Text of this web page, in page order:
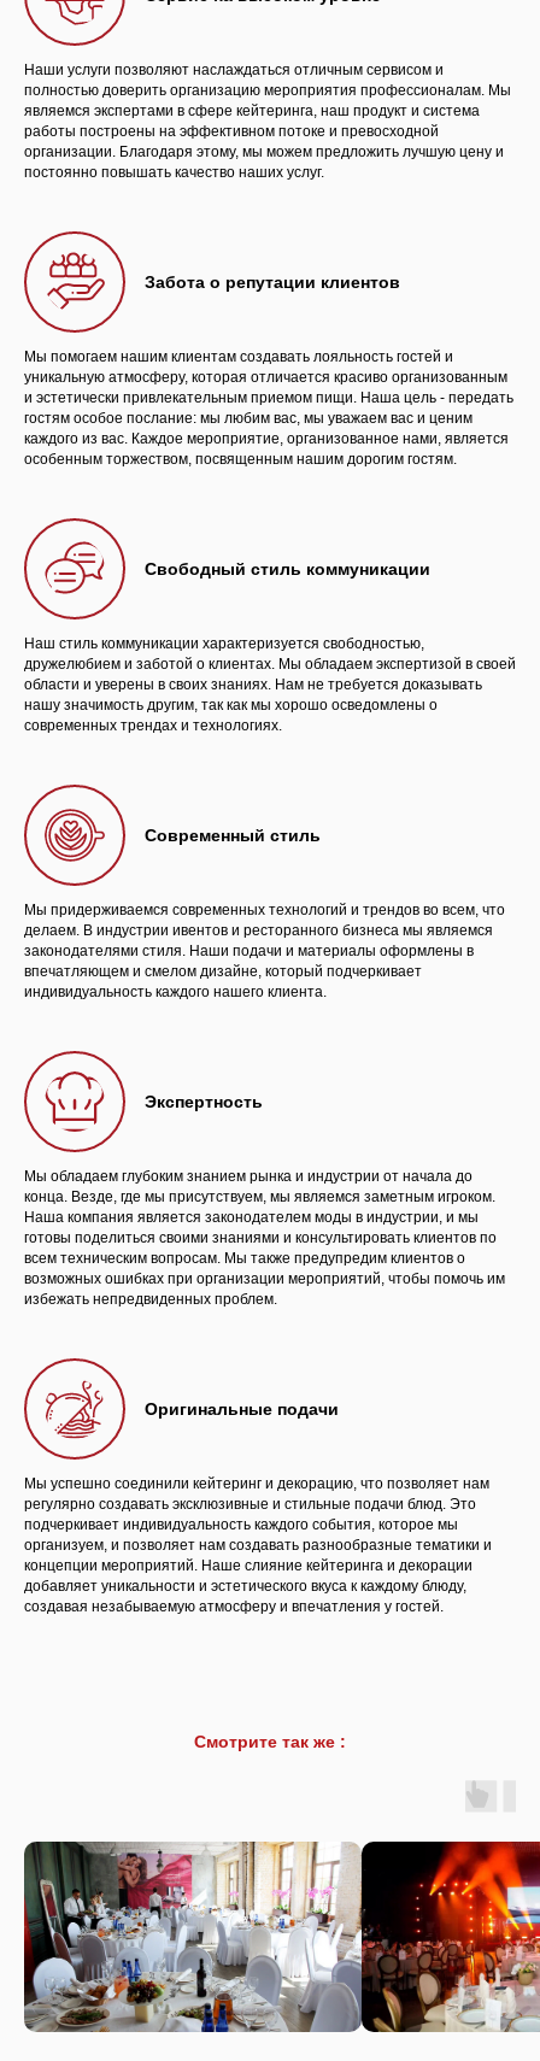
Наши услуги позволяют наслаждаться отличным сервисом и
полностью доверить организацию мероприятия профессионалам. Мы
являемся экспертами в сфере кейтеринга, наш продукт и система
работы построены на эффективном потоке и превосходной
организации. Благодаря этому, мы можем предложить лучшую цену и
постоянно повышать качество наших услуг.
Забота о репутации клиентов
Мы помогаем нашим клиентам создавать лояльность гостей и
уникальную атмосферу, которая отличается красиво организованным
и эстетически привлекательным приемом пищи. Наша цель - передать
гостям особое послание: мы любим вас, мы уважаем вас и ценим
каждого из вас. Каждое мероприятие, организованное нами, является
особенным торжеством, посвященным нашим дорогим гостям.
Свободный стиль коммуникации
Наш стиль коммуникации характеризуется свободностью,
дружелюбием и заботой о клиентах. Мы обладаем экспертизой в своей
области и уверены в своих знаниях. Нам не требуется доказывать
нашу значимость другим, так как мы хорошо осведомлены о
современных трендах и технологиях.
Современный стиль
Мы придерживаемся современных технологий и трендов во всем, что
делаем. В индустрии ивентов и ресторанного бизнеса мы являемся
законодателями стиля. Наши подачи и материалы оформлены в
впечатляющем и смелом дизайне, который подчеркивает
индивидуальность каждого нашего клиента.
Экспертность
Мы обладаем глубоким знанием рынка и индустрии от начала до
конца. Везде, где мы присутствуем, мы являемся заметным игроком.
Наша компания является законодателем моды в индустрии, и мы
готовы поделиться своими знаниями и консультировать клиентов по
всем техническим вопросам. Мы также предупредим клиентов о
возможных ошибках при организации мероприятий, чтобы помочь им
избежать непредвиденных проблем.
Оригинальные подачи
Мы успешно соединили кейтеринг и декорацию, что позволяет нам
регулярно создавать эксклюзивные и стильные подачи блюд. Это
подчеркивает индивидуальность каждого события, которое мы
организуем, и позволяет нам создавать разнообразные тематики и
концепции мероприятий. Наше слияние кейтеринга и декорации
добавляет уникальности и эстетического вкуса к каждому блюду,
создавая незабываемую атмосферу и впечатления у гостей.
Смотрите так же :